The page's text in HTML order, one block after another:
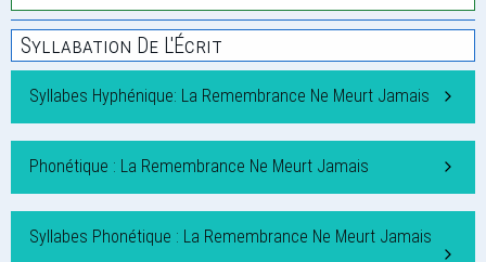
Syllabation De L'Écrit
Syllabes Hyphénique: La Remembrance Ne Meurt Jamais
Phonétique : La Remembrance Ne Meurt Jamais
Syllabes Phonétique : La Remembrance Ne Meurt Jamais